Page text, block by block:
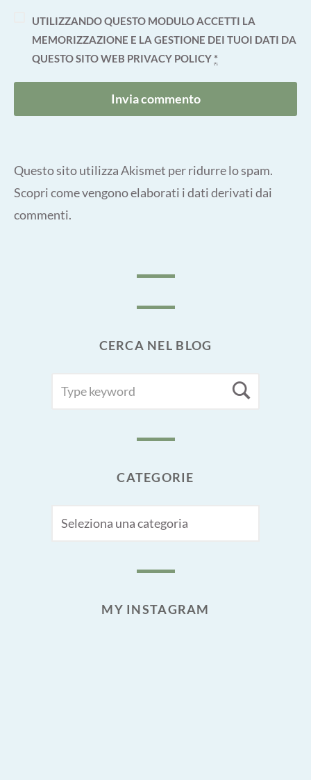
UTILIZZANDO QUESTO MODULO ACCETTI LA
MEMORIZZAZIONE E LA GESTIONE DEI TUOI DATI DA
QUESTO SITO WEB PRIVACY POLICY*
Questo sito utilizza Akismet per ridurre lo spam.
Scopri come vengono elaborati i dati derivati dai
commenti.
CERCA NEL BLOG
FOR:
CATEGORIE
MY INSTAGRAM